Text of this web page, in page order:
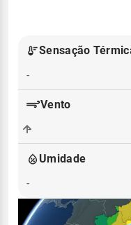
Sensação
-
Vento
-
Umidade
-